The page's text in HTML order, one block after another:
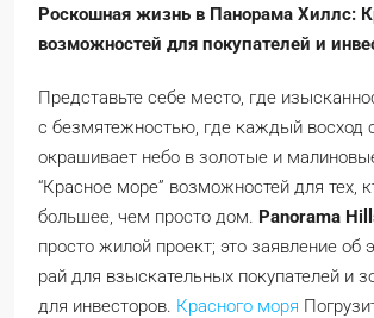
Роскошная жизнь в Панорама Хиллс:
возможностей для покупателей и
Представьте себе место, где
с безмятежностью, где каждый восход
окрашивает небо в золотые и
“Красное море” возможностей для тех,
большее, чем просто дом. Panorama
просто жилой проект; это заявление об
рай для взыскательных покупателей и
для инвесторов. Красного моря